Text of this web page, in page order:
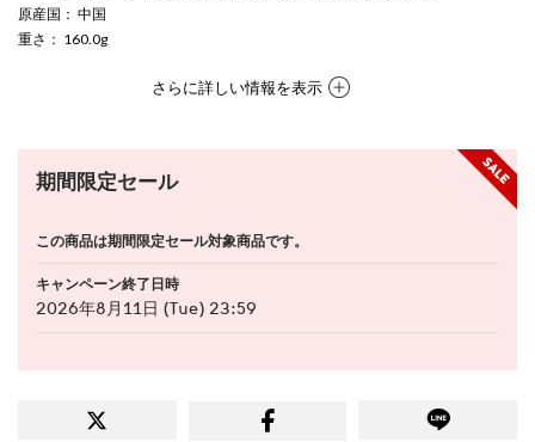
原産国 ： 中国
重さ ： 160.0g
さらに詳しい情報を表示
期間限定セール
この商品は期間限定セール対象商品です。
キャンペーン終了日時
2026年8月11日 (Tue) 23:59